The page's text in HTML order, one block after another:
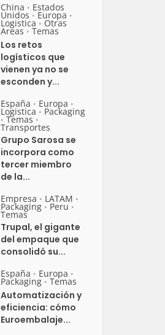
China • Estados
Unidos • Europa •
Logistica • Otras
Areas • Temas
Los retos
logísticos que
vienen ya no se
esconden y...
España • Europa •
Logistica • Packaging
• Temas •
Transportes
Grupo Sarosa se
incorpora como
tercer miembro
de la...
Empresa • LATAM •
Packaging • Peru •
Temas
Trupal, el gigante
del empaque que
consolidó su...
España • Europa •
Packaging • Temas
Automatización y
eficiencia: cómo
Euroembalaje...